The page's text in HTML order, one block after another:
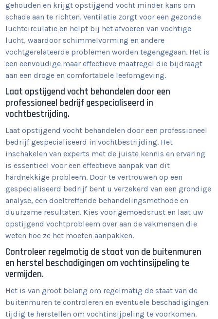
gehouden en krijgt opstijgend vocht minder kans om
schade aan te richten. Ventilatie zorgt voor een gezonde
luchtcirculatie en helpt bij het afvoeren van vochtige
lucht, waardoor schimmelvorming en andere
vochtgerelateerde problemen worden tegengegaan. Het is
een eenvoudige maar effectieve maatregel die bijdraagt
aan een droge en comfortabele leefomgeving.
Laat opstijgend vocht behandelen door een
professioneel bedrijf gespecialiseerd in
vochtbestrijding.
Laat opstijgend vocht behandelen door een professioneel
bedrijf gespecialiseerd in vochtbestrijding. Het
inschakelen van experts met de juiste kennis en ervaring
is essentieel voor een effectieve aanpak van dit
hardnekkige probleem. Door te vertrouwen op een
gespecialiseerd bedrijf bent u verzekerd van een grondige
analyse, een doeltreffende behandelingsmethode en
duurzame resultaten. Kies voor gemoedsrust en laat uw
opstijgend vochtprobleem over aan de vakmensen die
weten hoe ze het moeten aanpakken.
Controleer regelmatig de staat van de buitenmuren
en herstel beschadigingen om vochtinsijpeling te
vermijden.
Het is van groot belang om regelmatig de staat van de
buitenmuren te controleren en eventuele beschadigingen
tijdig te herstellen om vochtinsijpeling te voorkomen.